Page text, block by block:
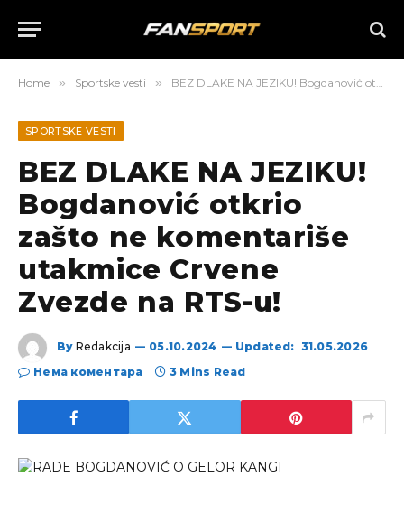
Home » Sportske vesti » BEZ DLAKE NA JEZIKU! Bogdanović otkrio zašto ne komentariše utakmice Crvene Zvezde na RTS-u!
SPORTSKE VESTI
BEZ DLAKE NA JEZIKU!
Bogdanović otkrio
zašto ne komentariše
utakmice Crvene
Zvezde na RTS-u!
By Redakcija 05.10.2024 Updated: 31.05.2026
Нема коментара
3 Mins Read